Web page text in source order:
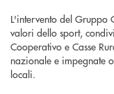
L'intervento del Gruppo
valori dello sport,
Cooperativo e Casse
nazionale e impegnate
locali.